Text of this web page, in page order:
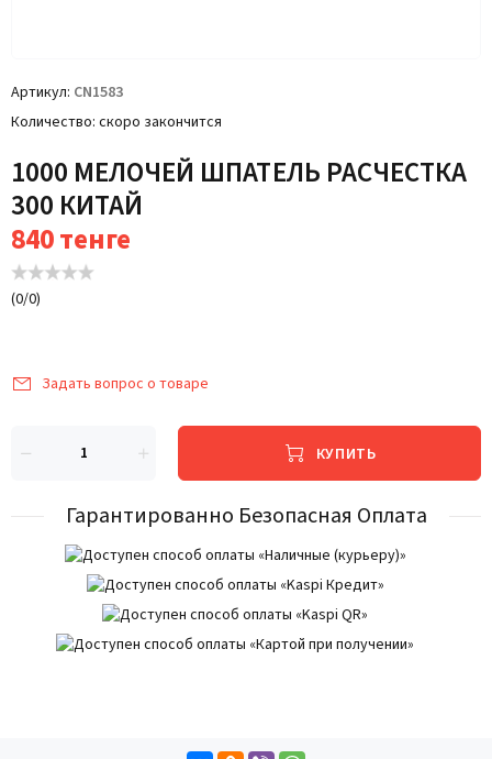
Артикул CN1583
Количество скоро закончится
1000 МЕЛОЧЕЙ ШПАТЕЛЬ РАСЧЕСТКА
300 КИТАЙ
840тенге
(0/0)
Задать вопрос о товаре
КУПИТЬ
Гарантированно Безопасная Оплата